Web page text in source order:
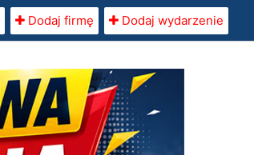
Dodaj firmę Dodaj wydarzenie